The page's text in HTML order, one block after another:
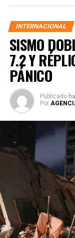
INTERNACIONAL
SISMO
7.2 Y
PÁNICO
Publicado
Por